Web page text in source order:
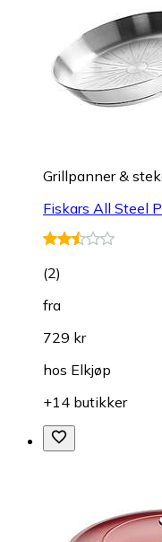
Grillpanner &
Fiskars All Steel
(2)
fra
729 kr
hos Elkjøp
+14 butikker